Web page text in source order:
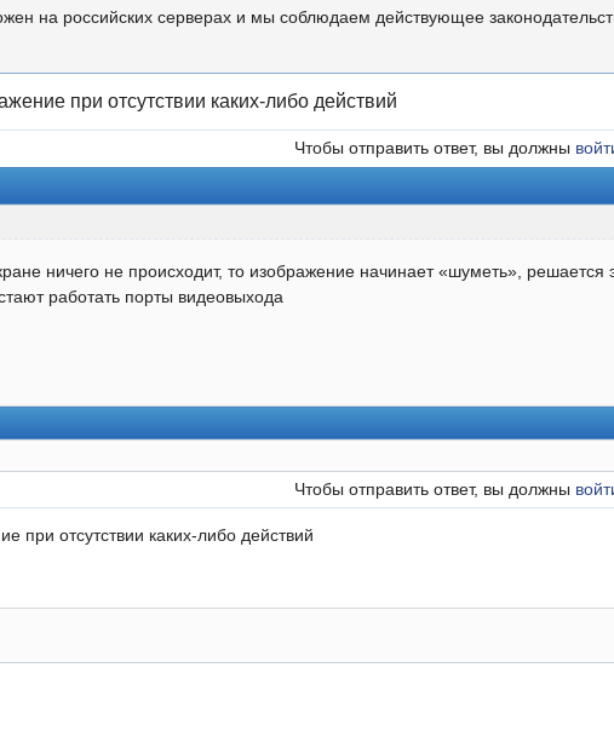
на российских серверах и мы соблюдаем действующее
при отсутствии каких-либо действий
Чтобы отправить ответ, вы должны
ничего не происходит, то изображение начинает «шуметь», решается
работать порты видеовыхода
Чтобы отправить ответ, вы должны
при отсутствии каких-либо действий